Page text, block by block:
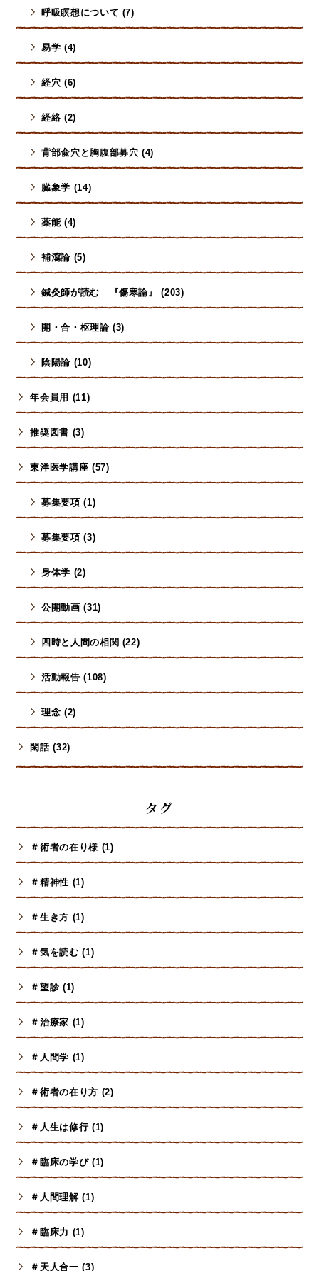
呼吸瞑想について (7)
易学 (4)
経穴 (6)
経絡 (2)
背部兪穴と胸腹部募穴 (4)
臓象学 (14)
薬能 (4)
補瀉論 (5)
鍼灸師が読む 『傷寒論』 (203)
開・合・枢理論 (3)
陰陽論 (10)
年会員用 (11)
推奨図書 (3)
東洋医学講座 (57)
募集要項 (1)
募集要項 (3)
身体学 (2)
公開動画 (31)
四時と人間の相関 (22)
活動報告 (108)
理念 (2)
閑話 (32)
タグ
＃術者の在り様 (1)
＃精神性 (1)
＃生き方 (1)
＃気を読む (1)
＃望診 (1)
＃治療家 (1)
＃人間学 (1)
＃術者の在り方 (2)
＃人生は修行 (1)
＃臨床の学び (1)
＃人間理解 (1)
＃臨床力 (1)
＃天人合一 (3)